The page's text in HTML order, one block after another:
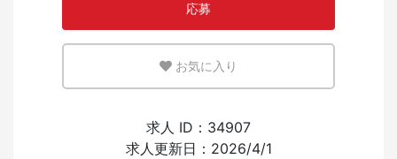
英語または母国語を活かせる環境
応募
お気に入り
求人 ID：34907
求人更新日：2026/4/1